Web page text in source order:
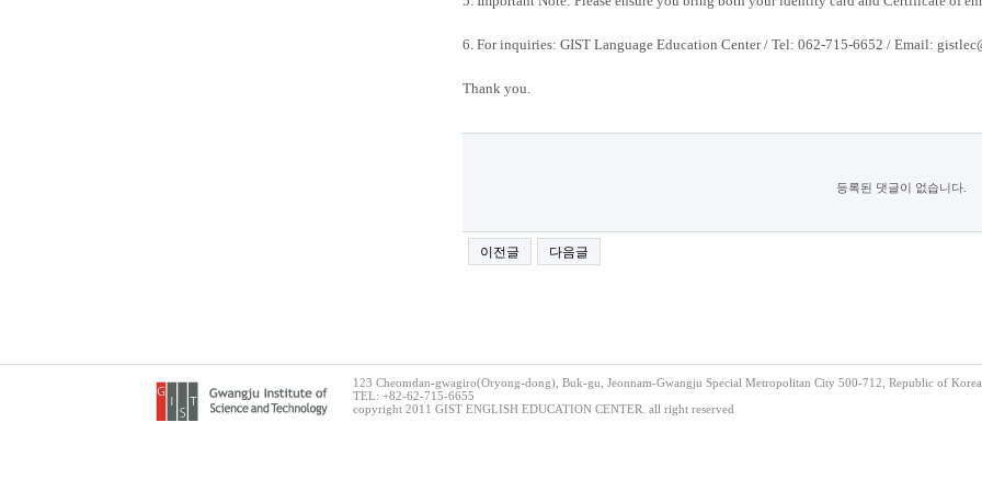
6. For inquiries: GIST Language Education Center / Tel: 062-715-6652 / Email:
Thank you.
등록된 댓글이 없습니다.
이전글 다음글
123 Cheomdan-gwagiro(Oryong-dong), Buk-gu, Jeonnam-Gwangju Special Metropolitan City 500-712, Republic of Korea
TEL: +82-62-715-6655
copyright 2011 GIST ENGLISH EDUCATION CENTER. all right reserved